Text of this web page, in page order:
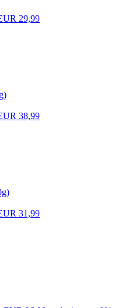
29,99
38,99
31,99